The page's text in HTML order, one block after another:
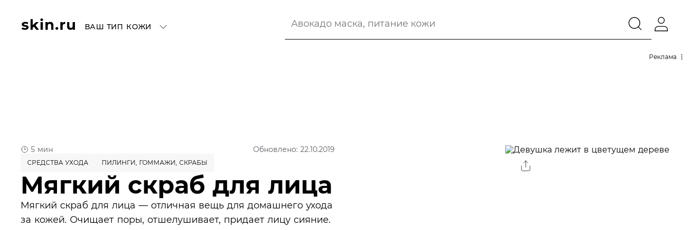
ВАШ ТИП КОЖИ
Реклама
5 мин Обновлено: 22.10.2019
СРЕДСТВА УХОДА ПИЛИНГИ, ГОММАЖИ, СКРАБЫ
Мягкий скраб для лица
Мягкий скраб для лица — отличная вещь для домашнего ухода
за кожей. Очищает поры, отшелушивает, придает лицу сияние.